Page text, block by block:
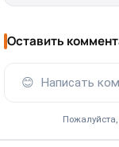
Оставить
😊 Написать
Пожалуйста,